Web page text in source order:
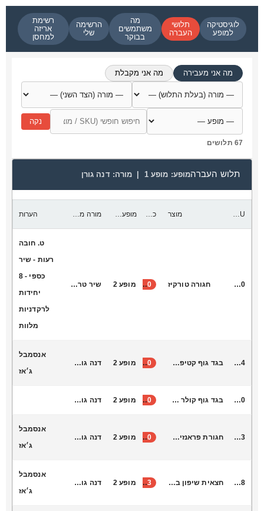
לוגיסטיקה
למופע
תלושי
העברה
מה
משתמשים
בבוקר
הרשימה
שלי
רשימת
אריזה
למחסן
מה אני מעבירה מה אני מקבלת
נקה
67 תלושים
תלוש העברהמופע: מופע 1 | מורה: דנה גורן
SKU מוצר כמות להעביר מופע יעד מורה מקבלת הערות
B5000 חגורה טורקיז 40 מופע 2 שיר טרום חובה רעות
ט. חובה
רעות - שיר
כספי - 8
יחידות
לרקדניות
מלוות
L6004 בגד גוף קטיפה שרוול אחד 30 מופע 2 דנה גורן אנסמבל ג׳אז
אנסמבל
ג׳אז
L6040 בגד גוף קולר לבן מבריק 40 מופע 2 דנה גורן אנסמבל ג׳אז
S1003 חגורת פראנזים אדום 40 מופע 2 דנה גורן אנסמבל ג׳אז
אנסמבל
ג׳אז
S1038 חצאית שיפון בורדו קצוות 33 מופע 2 דנה גורן אנסמבל ג׳אז
אנסמבל
ג׳אז